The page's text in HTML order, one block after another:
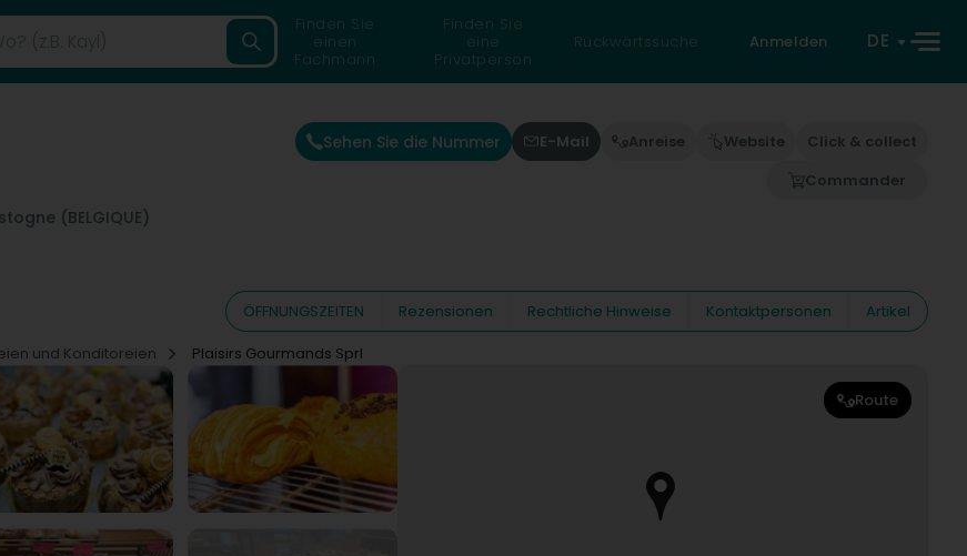
Finden Sie
einen
Fachmann
Finden Sie
eine
Privatperson
Rückwärtssuche Anmelden DE
(BELGIQUE)
Sehen Sie die Nummer E-Mail Anreise Website
Click & collect
Commander
ÖFFNUNGSZEITEN Rezensionen Rechtliche Hinweise Kontaktpersonen
Artikel
und Konditoreien Plaisirs Gourmands Sprl
Route